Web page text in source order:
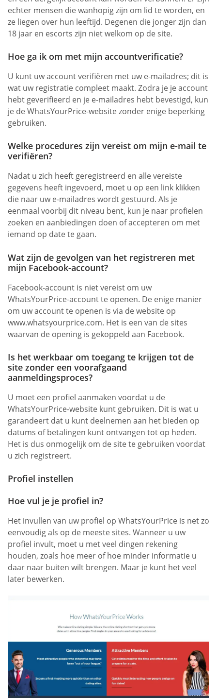
echter mensen die wanhopig zijn om lid te worden, en
ze liegen over hun leeftijd. Degenen die jonger zijn dan
18 jaar en escorts zijn niet welkom op de site.
Hoe ga ik om met mijn accountverificatie?
U kunt uw account verifiëren met uw e-mailadres; dit is
wat uw registratie compleet maakt. Zodra je je account
hebt geverifieerd en je e-mailadres hebt bevestigd, kun
je de WhatsYourPrice-website zonder enige beperking
gebruiken.
Welke procedures zijn vereist om mijn e-mail te
verifiëren?
Nadat u zich heeft geregistreerd en alle vereiste
gegevens heeft ingevoerd, moet u op een link klikken
die naar uw e-mailadres wordt gestuurd. Als je
eenmaal voorbij dit niveau bent, kun je naar profielen
zoeken en aanbiedingen doen of accepteren om met
iemand op date te gaan.
Wat zijn de gevolgen van het registreren met
mijn Facebook-account?
Facebook-account is niet vereist om uw
WhatsYourPrice-account te openen. De enige manier
om uw account te openen is via de website op
www.whatsyourprice.com. Het is een van de sites
waarvan de opening is gekoppeld aan Facebook.
Is het werkbaar om toegang te krijgen tot de
site zonder een voorafgaand
aanmeldingsproces?
U moet een profiel aanmaken voordat u de
WhatsYourPrice-website kunt gebruiken. Dit is wat u
garandeert dat u kunt deelnemen aan het bieden op
datums of betalingen kunt ontvangen tot op heden.
Het is dus onmogelijk om de site te gebruiken voordat
u zich registreert.
Profiel instellen
Hoe vul je je profiel in?
Het invullen van uw profiel op WhatsYourPrice is net zo
eenvoudig als op de meeste sites. Wanneer u uw
profiel invult, moet u met veel dingen rekening
houden, zoals hoe meer of hoe minder informatie u
daar naar buiten wilt brengen. Maar je kunt het veel
later bewerken.